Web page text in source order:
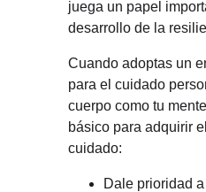
juega un papel
desarrollo de la
Cuando adoptas un
para el cuidado
cuerpo como tu
básico para adquirir
cuidado:
Dale prioridad